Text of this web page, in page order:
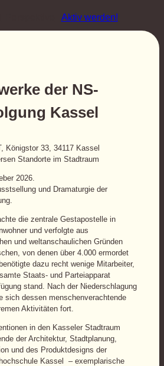
Aktiv werden!
der NS-
Kassel
Königstor 33, 34117 Kassel
Standorte im Stadtraum
2026.
und Dramaturgie der
die zentrale Gestapostelle in
und verfolgte aus
und weltanschaulichen Gründen
von denen über 4.000 ermordet
dazu recht wenige Mitarbeiter,
Staats- und Parteiapparat
stand. Nach der Niederschlagung
sich dessen menschenverachtende
Aktivitäten fort.
in den Kasseler Stadtraum
der Architektur, Stadtplanung,
und des Produktdesigns der
Kassel – exemplarische